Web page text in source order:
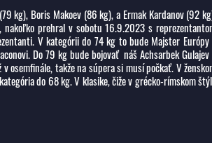
kg), Boris Makoev (86 kg), a Ermak Kardanov (92
nakoľko prehral v sobotu 16.9.2023 s
V kategórii do 74 kg to bude Majster Európy
Do 79 kg bude bojovať náš Achsarbek
osemfinále, takže na súpera si musí počkať. V
do 68 kg. V klasike, čiže v grécko-rímskom